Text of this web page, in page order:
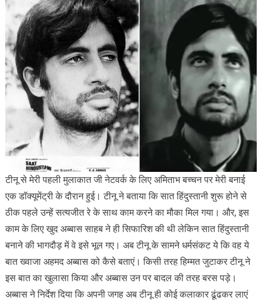
टीनू से मेरी पहली मुलाकात जी नेटवर्क के लिए अमिताभ बच्चन पर मेरी बनाई
एक डॉक्यूमेंट्री के दौरान हुई। टीनू ने बताया कि सात हिंदुस्तानी शुरू होने से
ठीक पहले उन्हें सत्यजीत रे के साथ काम करने का मौका मिल गया। और, इस
काम के लिए खुद अब्बास साहब ने ही सिफारिश की थी लेकिन सात हिंदुस्तानी
बनाने की भागदौड़ में वे इसे भूल गए। अब टीनू के सामने धर्मसंकट ये कि वह ये
बात ख्वाजा अहमद अब्बास को कैसे बताएं। किसी तरह हिम्मत जुटाकर टीनू ने
इस बात का खुलासा किया और अब्बास उन पर बादल की तरह बरस पड़े।
अब्बास ने निर्देश दिया कि अपनी जगह अब टीनू ही कोई कलाकार ढूंढकर लाएं